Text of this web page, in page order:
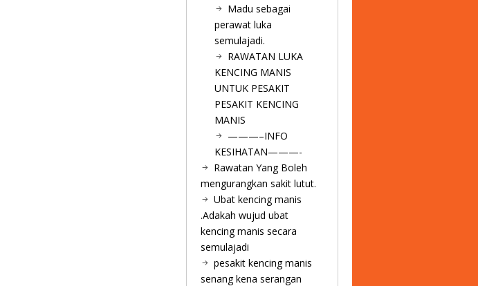
Madu sebagai
perawat luka
semulajadi.
RAWATAN LUKA
KENCING MANIS
UNTUK PESAKIT
PESAKIT KENCING
MANIS
———–INFO
KESIHATAN———-
Rawatan Yang Boleh
mengurangkan sakit lutut.
Ubat kencing manis
.Adakah wujud ubat
kencing manis secara
semulajadi
pesakit kencing manis
senang kena serangan